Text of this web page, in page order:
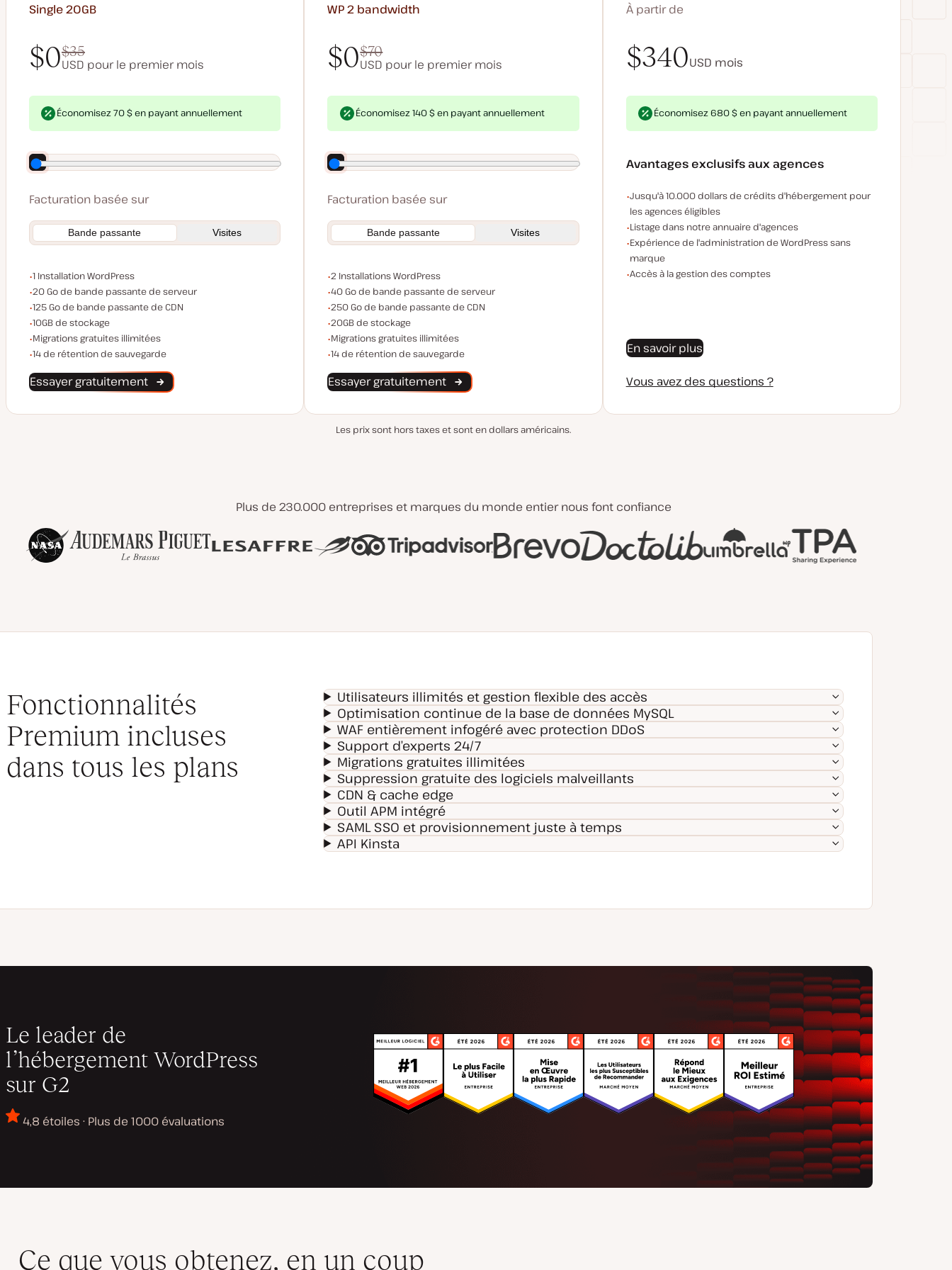
Single 20GB
$0$35
USD pour le premier mois
$35
*Payer $0 aujourd'hui et $35 après le premier mois
Économisez 70 $ en payant annuellement
Facturation basée sur
Bande passante Visites
Installations WordPress
1 Installation WordPress
Bande passante du serveur
20 Go de bande passante de serveur
Bande passante du CDN
125 Go de bande passante de CDN
Espace de stockage
10GB de stockage
Migrations illimitées
Migrations gratuites illimitées
Rétention de sauvegarde
14 de rétention de sauvegarde
Essayer gratuitement
WP 2 bandwidth
$0$70
USD pour le premier mois
$70
*Payer $0 aujourd'hui et $70 après le premier mois
Économisez 140 $ en payant annuellement
Facturation basée sur
Bande passante Visites
Installations WordPress
2 Installations WordPress
Bande passante du serveur
40 Go de bande passante de serveur
Bande passante du CDN
250 Go de bande passante de CDN
Espace de stockage
20GB de stockage
Migrations illimitées
Migrations gratuites illimitées
Rétention de sauvegarde
14 de rétention de sauvegarde
Essayer gratuitement
À partir de
$340USD mois
$284
Payez $3 400 aujourd'hui
Économisez 680 $ en payant annuellement
Avantages exclusifs aux agences
Exemples d'avantages exclusifs aux agences :
Jusqu'à 10.000 dollars de crédits d'hébergement pour
les agences éligibles
Listage dans notre annuaire d'agences
Expérience de l'administration de WordPress sans
marque
Accès à la gestion des comptes
En savoir plus
Vous avez des questions ?
Les prix sont hors taxes et sont en dollars américains.
Plus de 230.000 entreprises et marques du monde entier nous font confiance
Fonctionnalités
Premium incluses
dans tous les plans
Utilisateurs illimités et gestion flexible des accès
Optimisation continue de la base de données MySQL
WAF entièrement infogéré avec protection DDoS
Support d’experts 24/7
Migrations gratuites illimitées
Suppression gratuite des logiciels malveillants
CDN & cache edge
Outil APM intégré
SAML SSO et provisionnement juste à temps
API Kinsta
Le leader de
l’hébergement WordPress
sur G2
4,8 étoiles · Plus de 1000 évaluations
Ce que vous obtenez, en un coup